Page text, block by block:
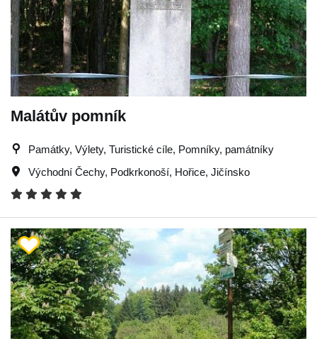
Malátův pomník
Památky, Výlety, Turistické cíle, Pomníky, památníky
Východní Čechy, Podkrkonoší, Hořice, Jičínsko